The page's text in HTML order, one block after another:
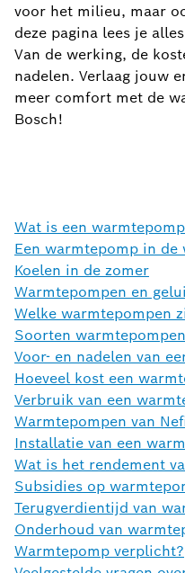
voor het milieu, maar
deze pagina lees je
Van de werking, de
nadelen. Verlaag jouw
meer comfort met de
Bosch!
Wat is een
Een warmtepomp in de
Koelen in de zomer
Warmtepompen en
Welke warmtepompen
Soorten warmtepompen
Voor- en nadelen van
Hoeveel kost een
Verbruik van een
Warmtepompen van
Installatie van een
Wat is het rendement
Subsidies op
Terugverdientijd van
Onderhoud van
Warmtepomp verplicht?